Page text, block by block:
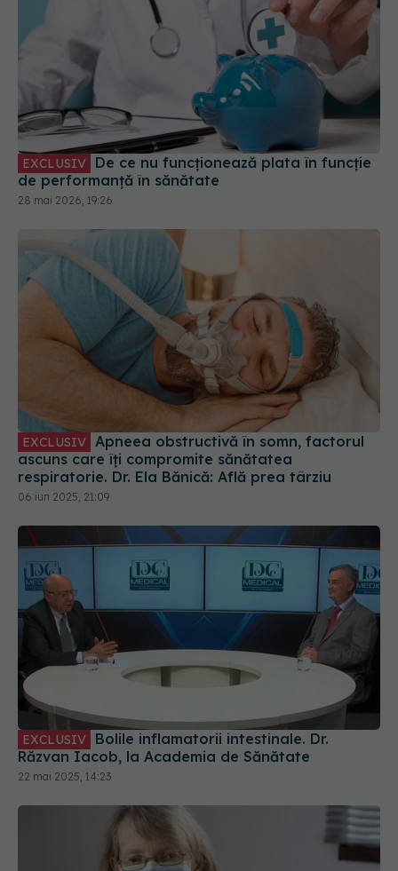
EXCLUSIV
de performanță în sănătate
28 mai 2026, 19:26
EXCLUSIV
ascuns care îți compromite sănătatea
respiratorie. Dr. Ela Bănică: Află prea târziu
06 iun 2025, 21:09
EXCLUSIV
Răzvan Iacob, la Academia de Sănătate
22 mai 2025, 14:23